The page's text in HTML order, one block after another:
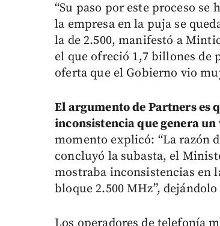
“Su paso por este proceso se
la empresa en la puja se
la de 2.500, manifestó a
el que ofreció 1,7 billones de
oferta que el Gobierno vio
El argumento de Partners es
inconsistencia que genera
momento explicó: “La razón
concluyó la subasta, el
mostraba inconsistencias en
bloque 2.500 MHz”,